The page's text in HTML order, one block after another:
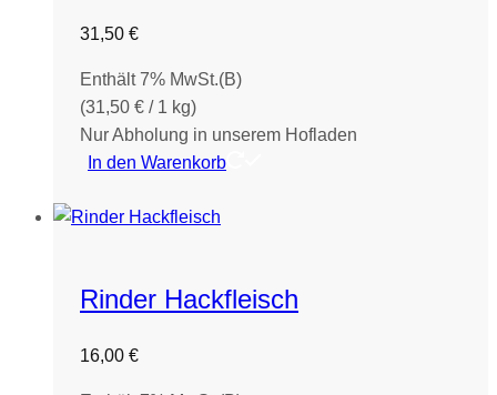
31,50 €
Enthält 7% MwSt.(B)
(31,50 € / 1 kg)
Nur Abholung in unserem Hofladen
In den Warenkorb
Rinder Hackfleisch
16,00 €